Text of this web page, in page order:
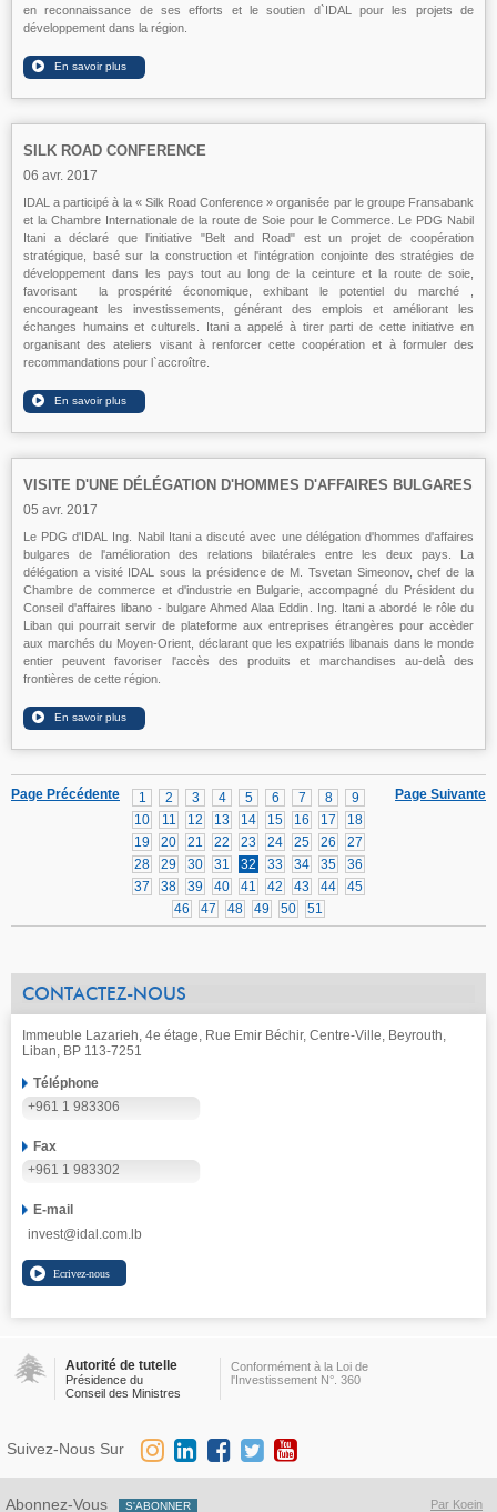
en reconnaissance de ses efforts et le soutien d`IDAL pour les projets de
développement dans la région.
SILK ROAD CONFERENCE
06 avr. 2017
IDAL a participé à la « Silk Road Conference » organisée par le groupe Fransabank
et la Chambre Internationale de la route de Soie pour le Commerce. Le PDG Nabil
Itani a déclaré que l'initiative "Belt and Road" est un projet de coopération
stratégique, basé sur la construction et l'intégration conjointe des stratégies de
développement dans les pays tout au long de la ceinture et la route de soie,
favorisant la prospérité économique, exhibant le potentiel du marché ,
encourageant les investissements, générant des emplois et améliorant les
échanges humains et culturels. Itani a appelé à tirer parti de cette initiative en
organisant des ateliers visant à renforcer cette coopération et à formuler des
recommandations pour l`accroître.
VISITE D'UNE DÉLÉGATION D'HOMMES D'AFFAIRES BULGARES
05 avr. 2017
Le PDG d'IDAL Ing. Nabil Itani a discuté avec une délégation d'hommes d'affaires
bulgares de l'amélioration des relations bilatérales entre les deux pays. La
délégation a visité IDAL sous la présidence de M. Tsvetan Simeonov, chef de la
Chambre de commerce et d'industrie en Bulgarie, accompagné du Président du
Conseil d'affaires libano - bulgare Ahmed Alaa Eddin. Ing. Itani a abordé le rôle du
Liban qui pourrait servir de plateforme aux entreprises étrangères pour accèder
aux marchés du Moyen-Orient, déclarant que les expatriés libanais dans le monde
entier peuvent favoriser l'accès des produits et marchandises au-delà des
frontières de cette région.
Page Suivante
1 2 3 4 5 6 7 8
9
10
11 12 13 14 15 16 17
18
19
20 21 22 23 24 25 26
27
28
29 30 31 32 33 34 35
36
37
38 39 40 41 42 43 44
45
46
47 48 49 50 51
Page Précédente
CONTACTEZ-NOUS
Immeuble Lazarieh, 4e étage, Rue Emir Béchir, Centre-Ville, Beyrouth,
Liban, BP 113-7251
Téléphone
+961 1 983306
Fax
+961 1 983302
E-mail
invest@idal.com.lb
Autorité de tutelle
Présidence du
Conseil des Ministres
Conformément à la Loi de
l'Investissement N°. 360
Par Koein
Abonnez-Vous
Suivez-Nous Sur